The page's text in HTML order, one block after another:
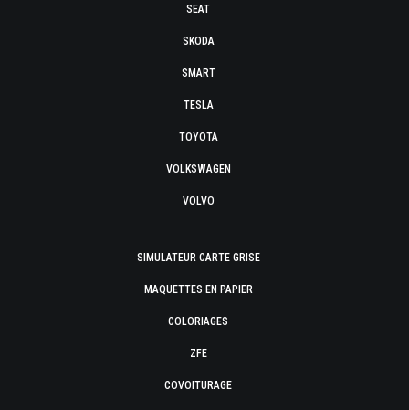
SEAT
SKODA
SMART
TESLA
TOYOTA
VOLKSWAGEN
VOLVO
SIMULATEUR CARTE GRISE
MAQUETTES EN PAPIER
COLORIAGES
ZFE
COVOITURAGE